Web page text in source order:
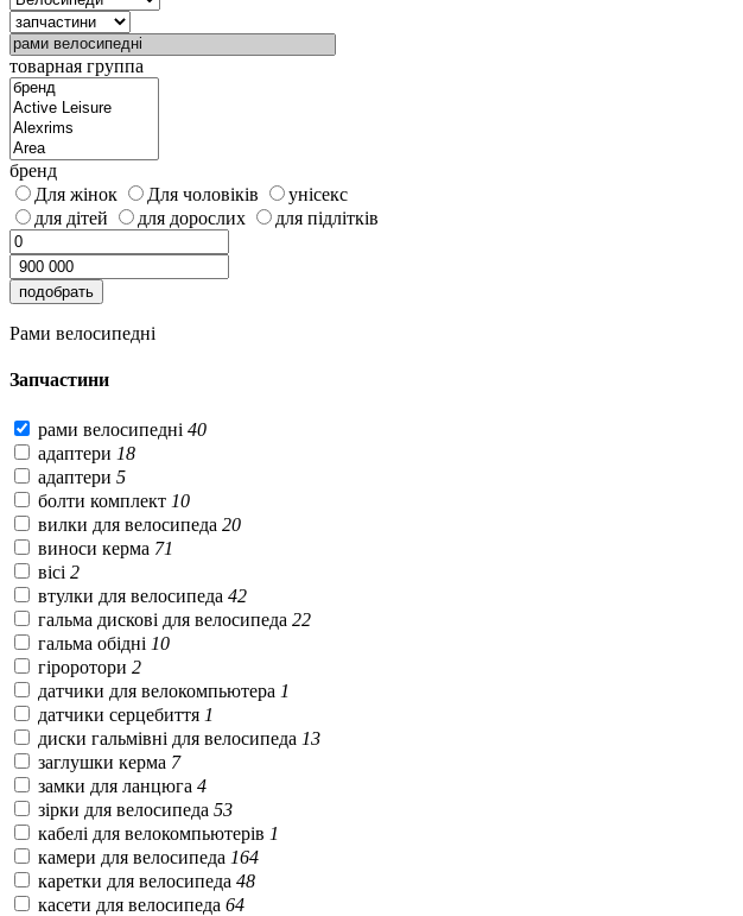
товарная группа
бренд
Для жінок
Для чоловіків
унісекс
для дітей
для дорослих для підлітків
Рами велосипедні
Запчастини
рами велосипедні 40
адаптери 18
адаптери 5
болти комплект 10
вилки для велосипеда 20
виноси керма 71
вісі 2
втулки для велосипеда 42
гальма дискові для велосипеда 22
гальма обідні 10
гіроротори 2
датчики для велокомпьютера 1
датчики серцебиття 1
диски гальмівні для велосипеда 13
заглушки керма 7
замки для ланцюга 4
зірки для велосипеда 53
кабелі для велокомпьютерів 1
камери для велосипеда 164
каретки для велосипеда 48
касети для велосипеда 64